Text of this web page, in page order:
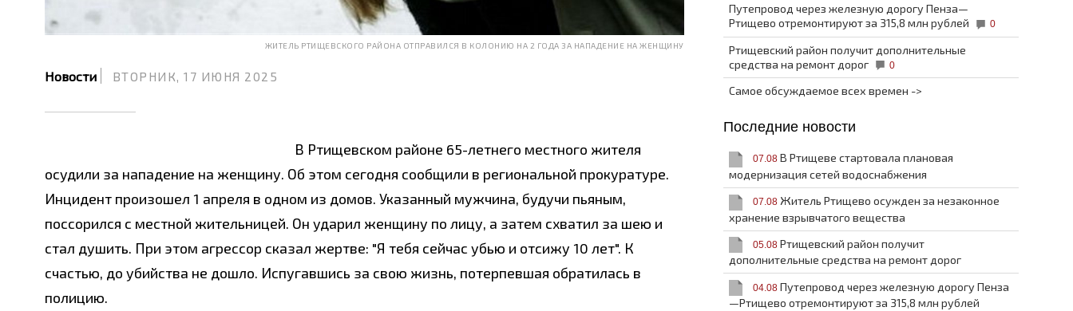
ЖИТЕЛЬ РТИЩЕВСКОГО РАЙОНА ОТПРАВИЛСЯ В КОЛОНИЮ НА 2 ГОДА ЗА НАПАДЕНИЕ НА ЖЕНЩИНУ
Новости ВТОРНИК, 17 ИЮНЯ 2025
В Ртищевском районе 65-летнего местного жителя
осудили за нападение на женщину. Об этом сегодня сообщили в региональной прокуратуре.
Инцидент произошел 1 апреля в одном из домов. Указанный мужчина, будучи пьяным,
поссорился с местной жительницей. Он ударил женщину по лицу, а затем схватил за шею и
стал душить. При этом агрессор сказал жертве: "Я тебя сейчас убью и отсижу 10 лет". К
счастью, до убийства не дошло. Испугавшись за свою жизнь, потерпевшая обратилась в
полицию.
Путепровод через железную дорогу Пенза—
Ртищево отремонтируют за 315,8 млн рублей
0
Ртищевский район получит дополнительные
средства на ремонт дорог
0
Самое обсуждаемое всех времен ->
Последние новости
07.08В Ртищеве стартовала плановая
модернизация сетей водоснабжения
07.08Житель Ртищево осужден за незаконное
хранение взрывчатого вещества
05.08Ртищевский район получит
дополнительные средства на ремонт дорог
04.08Путепровод через железную дорогу Пенза
—Ртищево отремонтируют за 315,8 млн рублей